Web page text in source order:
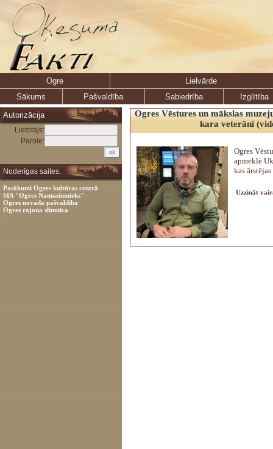
Ogre
Lielvārde
Sākums
Pašvaldība Sabiedrība
Izglītība
Autorizācija
Lietotājs:
Parole:
Noderīgas saites:
Pasākumi Ogres kultūras centrā
SIA "Ogres Namsaimnieks"
Ogres novada pašvaldība
Ogres rajona slimnīca
Ogres Vēstures un mākslas
kara veterāni
Ogres
apmeklē
kas
Uzzināt